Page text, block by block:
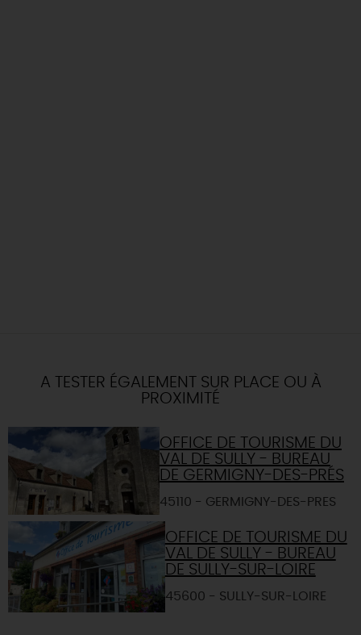
A TESTER ÉGALEMENT SUR PLACE OU À
PROXIMITÉ
OFFICE DE TOURISME DU
VAL DE SULLY - BUREAU
DE GERMIGNY-DES-PRÉS
45110 - GERMIGNY-DES-PRES
OFFICE DE TOURISME DU
VAL DE SULLY - BUREAU
DE SULLY-SUR-LOIRE
45600 - SULLY-SUR-LOIRE